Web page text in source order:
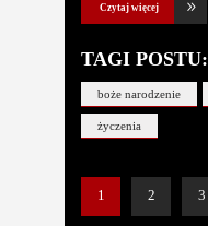
Czytaj więcej
TAGI POSTU:
boże narodzenie
życzenia
1 2 3